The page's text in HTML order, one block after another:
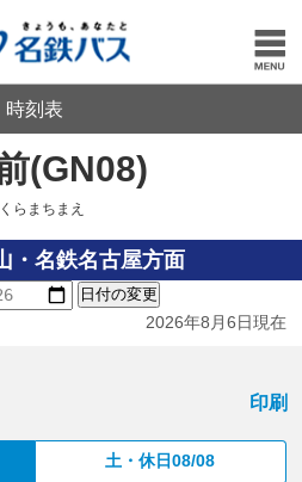
時刻表
(GN08)
らまちまえ
・名鉄名古屋方面
日付の変更
2026年8月6日現在
印刷
土・休日08/08